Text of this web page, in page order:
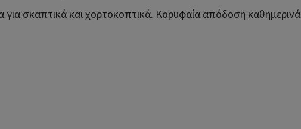
για σκαπτικά και χορτοκοπτικά. Κορυφαία απόδοση